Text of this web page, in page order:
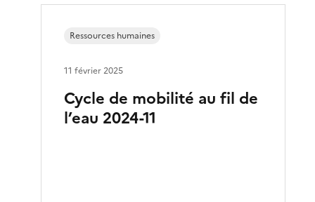
Cycle de mobilité au fil de
l’eau 2024-11
Ressources humaines
11 février 2025